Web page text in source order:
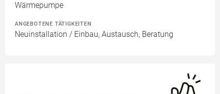
Wärmepumpe
ANGEBOTENE TÄTIGKEITEN
Neuinstallation / Einbau, Austausch, Beratung